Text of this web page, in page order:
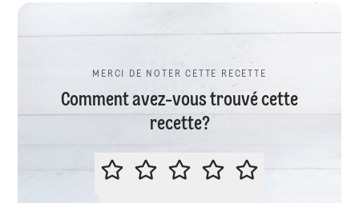
MERCI DE NOTER CETTE RECETTE
Comment avez-vous trouvé cette
recette?
MERCI DE NOTER CETTE RECETTE